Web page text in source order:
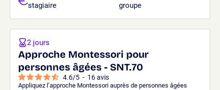
stagiaire
groupe
Approche Montessori pour
personnes âgées - SNT.70
4.6/5 - 16avis
Appliquez l’approche Montessori auprès de personnes âgées
2 jours